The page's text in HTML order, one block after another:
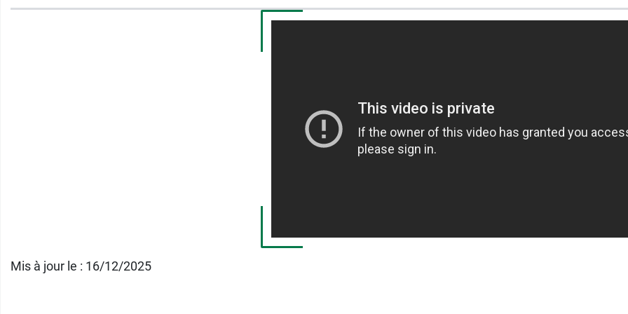
Le protocole Croissance Luxéol inclut notamment leshampooing Croissance Luxéol
Mis à jour le : 16/12/2025